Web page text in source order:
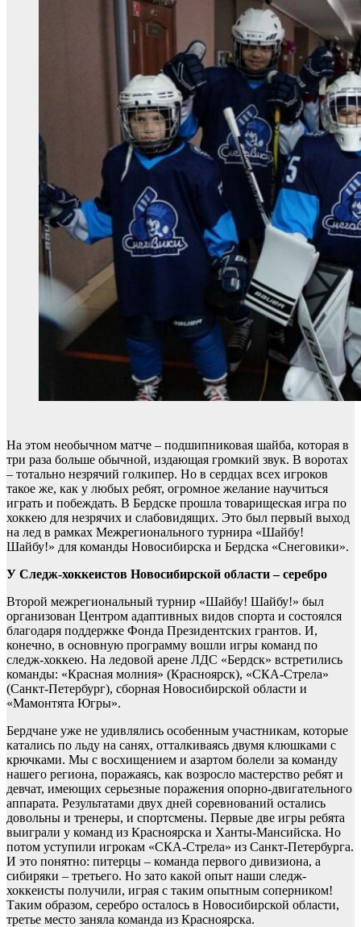
На этом необычном матче – подшипниковая шайба, которая в
три раза больше обычной, издающая громкий звук. В воротах
– тотально незрячий голкипер. Но в сердцах всех игроков
такое же, как у любых ребят, огромное желание научиться
играть и побеждать. В Бердске прошла товарищеская игра по
хоккею для незрячих и слабовидящих. Это был первый выход
на лед в рамках Межрегионального турнира «Шайбу!
Шайбу!» для команды Новосибирска и Бердска «Снеговики».
У Следж-хоккеистов Новосибирской области – серебро
Второй межрегиональный турнир «Шайбу! Шайбу!» был
организован Центром адаптивных видов спорта и состоялся
благодаря поддержке Фонда Президентских грантов. И,
конечно, в основную программу вошли игры команд по
следж-хоккею. На ледовой арене ЛДС «Бердск» встретились
команды: «Красная молния» (Красноярск), «СКА-Стрела»
(Санкт-Петербург), сборная Новосибирской области и
«Мамонтята Югры».
Бердчане уже не удивлялись особенным участникам, которые
катались по льду на санях, отталкиваясь двумя клюшками с
крючками. Мы с восхищением и азартом болели за команду
нашего региона, поражаясь, как возросло мастерство ребят и
девчат, имеющих серьезные поражения опорно-двигательного
аппарата. Результатами двух дней соревнований остались
довольны и тренеры, и спортсмены. Первые две игры ребята
выиграли у команд из Красноярска и Ханты-Мансийска. Но
потом уступили игрокам «СКА-Стрела» из Санкт-Петербурга.
И это понятно: питерцы – команда первого дивизиона, а
сибиряки – третьего. Но зато какой опыт наши следж-
хоккеисты получили, играя с таким опытным соперником!
Таким образом, серебро осталось в Новосибирской области,
третье место заняла команда из Красноярска.